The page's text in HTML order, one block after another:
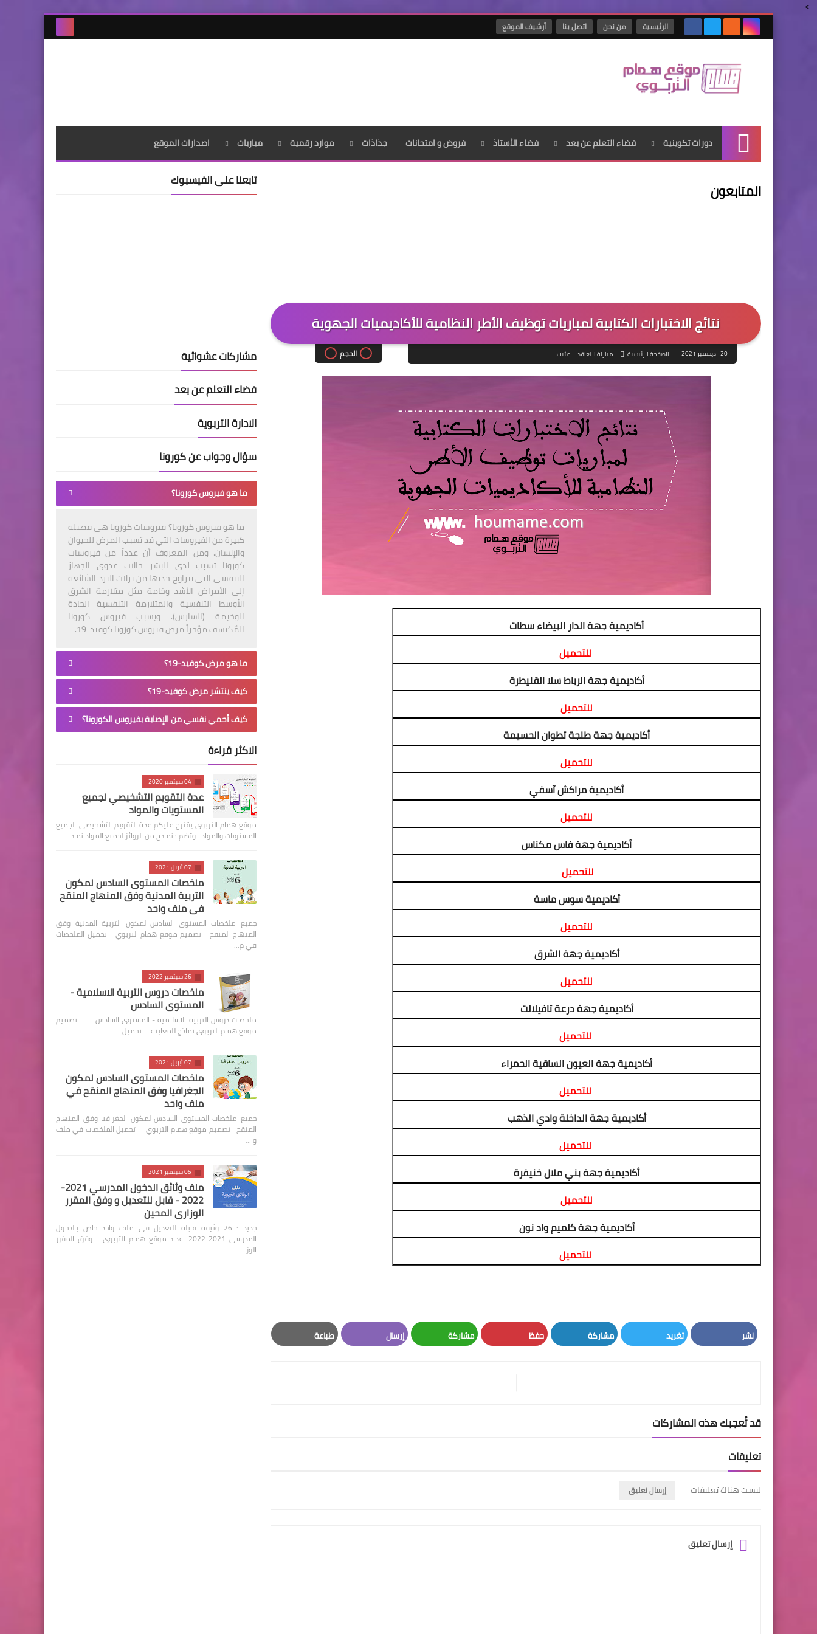
-->
الرئيسية من نحن اتصل بنا أرشيف الموقع
الرئيسية
دورات تكوينية فضاء التعلم عن بعد فضاء الأستاذ فروض و امتحانات جذاذات موارد رقمية مباريات اصدارات الموقع
المتابعون
نتائج الاختبارات الكتابية لمباريات توظيف الأطر النظامية للأكاديميات الجهوية
20 ديسمبر 2021 الصفحة الرئيسية مباراة التعاقد مثبت الحجم
أكاديمية جهة الدار البيضاء سطات
للتحميل
أكاديمية جهة الرباط سلا القنيطرة
للتحميل
أكاديمية جهة طنجة تطوان الحسيمة
للتحميل
أكاديمية مراكش آسفي
للتحميل
أكاديمية جهة فاس مكناس
للتحميل
أكاديمية سوس ماسة
للتحميل
أكاديمية جهة الشرق
للتحميل
أكاديمية جهة درعة تافيلالت
للتحميل
أكاديمية جهة العيون الساقية الحمراء
للتحميل
أكاديمية جهة الداخلة وادي الذهب
للتحميل
أكاديمية جهة بني ملال خنيفرة
للتحميل
أكاديمية جهة كلميم واد نون
للتحميل
نشر تغريد مشاركة حفظ مشاركة إرسال طباعة
قد تُعجبك هذه المشاركات
تعليقات
ليست هناك تعليقات إرسال تعليق
إرسال تعليق
تابعنا على الفيسبوك
مشاركات عشوائية
فضاء التعلم عن بعد
الادارة التربوية
سؤال وجواب عن كورونا
ما هو فيروس كورونا؟
ما هو فيروس كورونا؟ فيروسات كورونا هي فصيلة
كبيرة من الفيروسات التي قد تسبب المرض للحيوان
والإنسان. ومن المعروف أن عدداً من فيروسات
كورونا تسبب لدى البشر حالات عدوى الجهاز
التنفسي التي تتراوح حدتها من نزلات البرد الشائعة
إلى الأمراض الأشد وخامة مثل متلازمة الشرق
الأوسط التنفسية والمتلازمة التنفسية الحادة
الوخيمة (السارس). ويسبب فيروس كورونا
المُكتشف مؤخراً مرض فيروس كورونا كوفيد-19.
ما هو مرض كوفيد-19؟
كيف ينتشر مرض كوفيد-19؟
كيف أحمي نفسي من الإصابة بفيروس الكورونا؟
الاكثر قراءة
04 سبتمبر 2020
عدة التقويم التشخيصي لجميع
المستويات والمواد
موقع همام التربوي يقترح عليكم عدة التقويم التشخيصي لجميع
المستويات والمواد وتضم : نماذج من الروائز لجميع المواد نماذ…
07 أبريل 2021
ملخصات المستوى السادس لمكون
التربية المدنية وفق المنهاج المنقح
في ملف واحد
جميع ملخصات المستوى السادس لمكون التربية المدنية وفق
المنهاج المنقح تصميم موقع همام التربوي تحميل الملخصات
في م…
26 سبتمبر 2022
ملخصات دروس التربية الاسلامية -
المستوى السادس
ملخصات دروس التربية الاسلامية - المستوى السادس تصميم
موقع همام التربوي نماذج للمعاينة تحميل
07 أبريل 2021
ملخصات المستوى السادس لمكون
الجغرافيا وفق المنهاج المنقح في
ملف واحد
جميع ملخصات المستوى السادس لمكون الجغرافيا وفق المنهاج
المنقح تصميم موقع همام التربوي تحميل الملخصات في ملف
وا…
05 سبتمبر 2021
ملف وثائق الدخول المدرسي 2021-
2022 - قابل للتعديل و وفق المقرر
الوزاري المحين
جديد : 26 وثيقة قابلة للتعديل في ملف واحد خاص بالدخول
المدرسي 2021-2022 اعداد موقع همام التربوي وفق المقرر
الوز…